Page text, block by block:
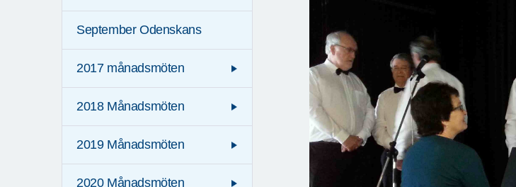
September Odenskans
2017 månadsmöten
2018 Månadsmöten
2019 Månadsmöten
2020 Månadsmöten